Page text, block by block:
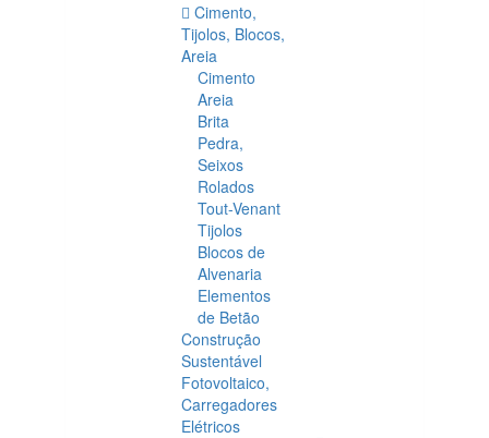
Cimento,
Tijolos, Blocos,
Areia
Cimento
Areia
Brita
Pedra,
Seixos
Rolados
Tout-Venant
Tijolos
Blocos de
Alvenaria
Elementos
de Betão
Construção
Sustentável
Fotovoltaico,
Carregadores
Elétricos